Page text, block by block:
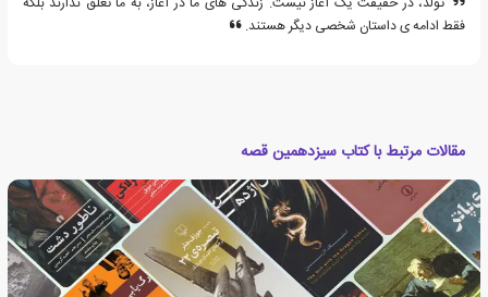
فقط ادامه ی داستان شخصی دیگر هستند.
مقالات مرتبط با کتاب سیزدهمین قصه